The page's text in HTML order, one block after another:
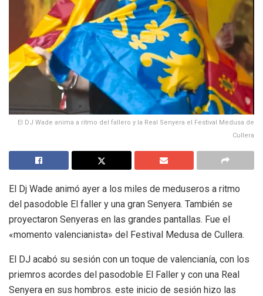
El DJ Wade anima a ritmo del fallero y la Real Senyera el Festival Medusa de
Cullera
El Dj Wade animó ayer a los miles de meduseros a ritmo
del pasodoble El faller y una gran Senyera. También se
proyectaron Senyeras en las grandes pantallas. Fue el
«momento valencianista» del Festival Medusa de Cullera.
El DJ acabó su sesión con un toque de valencianía, con los
priemros acordes del pasodoble El Faller y con una Real
Senyera en sus hombros. este inicio de sesión hizo las